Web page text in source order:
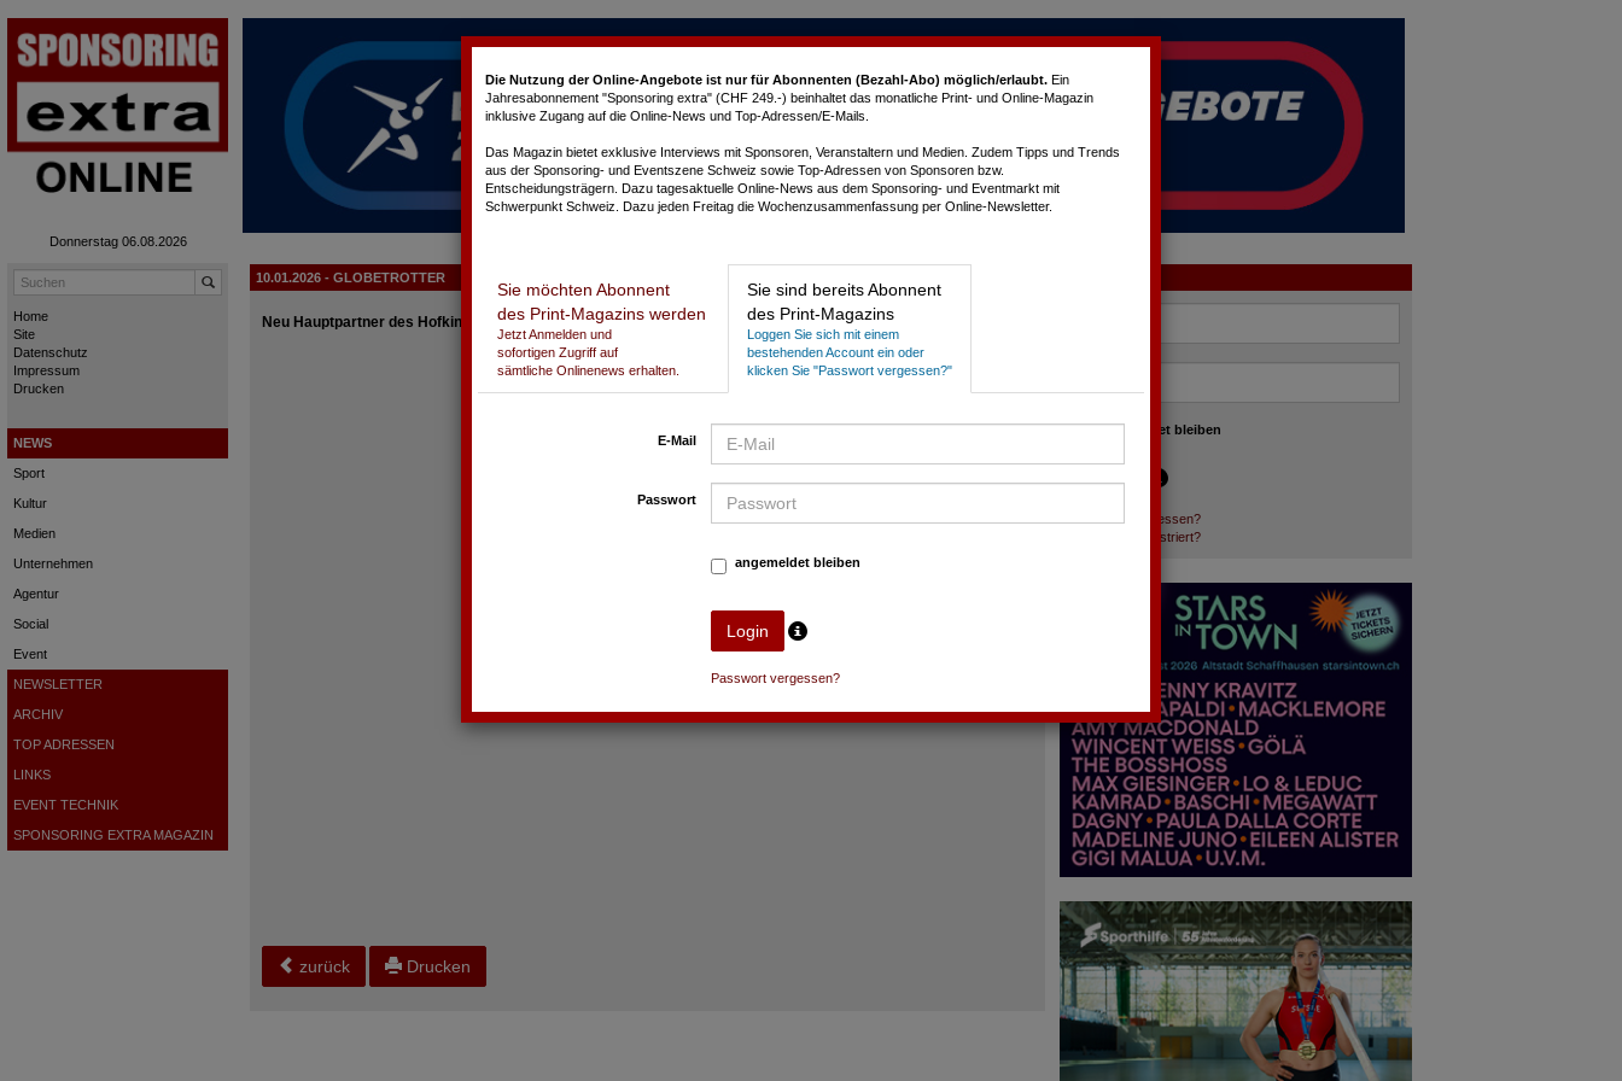
Die Nutzung der Online-Angebote ist nur für Abonnenten (Bezahl-Abo) möglich/erlaubt. Ein
Jahresabonnement "Sponsoring extra" (CHF 249.-) beinhaltet das monatliche Print- und Online-Magazin
inklusive Zugang auf die Online-News und Top-Adressen/E-Mails.
Das Magazin bietet exklusive Interviews mit Sponsoren, Veranstaltern und Medien. Zudem Tipps und Trends
aus der Sponsoring- und Eventszene Schweiz sowie Top-Adressen von Sponsoren bzw.
Entscheidungsträgern. Dazu tagesaktuelle Online-News aus dem Sponsoring- und Eventmarkt mit
Schwerpunkt Schweiz. Dazu jeden Freitag die Wochenzusammenfassung per Online-Newsletter.
Sie möchten Abonnent
des Print-Magazins werden
Jetzt Anmelden und
sofortigen Zugriff auf
sämtliche Onlinenews erhalten.
Sie sind bereits Abonnent
des Print-Magazins
Loggen Sie sich mit einem
bestehenden Account ein oder
klicken Sie "Passwort vergessen?"
E-Mail
Passwort
angemeldet bleiben
Passwort vergessen?
Donnerstag 06.08.2026
Home
Site
Datenschutz
Impressum
Drucken
NEWS
Sport
Kultur
Medien
Unternehmen
Agentur
Social
Event
NEWSLETTER
ARCHIV
TOP ADRESSEN
LINKS
EVENT TECHNIK
SPONSORING EXTRA MAGAZIN
angemeldet bleiben
Passwort vergessen?
Noch nicht registriert?
10.01.2026 - GLOBETROTTER
Neu Hauptpartner des Hofkinos in Zürich
zurück Drucken